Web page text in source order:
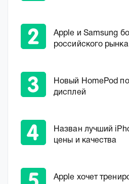
Apple и Samsung
российского
Новый HomePod
дисплей
Назван лучший
цены и качества
Apple хочет